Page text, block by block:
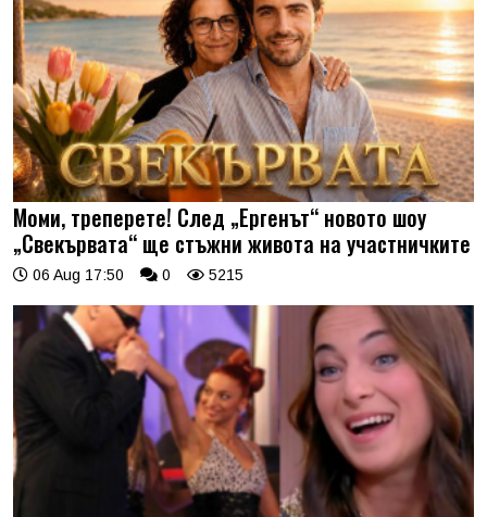
Моми, треперете! След „Ергенът“ новото шоу
„Свекървата“ ще стъжни живота на участничките
06 Aug 17:50 0 5215